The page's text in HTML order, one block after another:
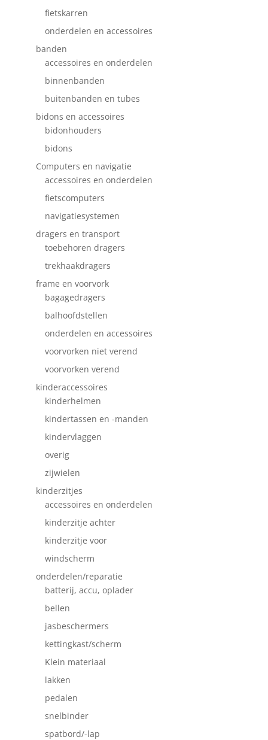
fietskarren
onderdelen en accessoires
banden
accessoires en onderdelen
binnenbanden
buitenbanden en tubes
bidons en accessoires
bidonhouders
bidons
Computers en navigatie
accessoires en onderdelen
fietscomputers
navigatiesystemen
dragers en transport
toebehoren dragers
trekhaakdragers
frame en voorvork
bagagedragers
balhoofdstellen
onderdelen en accessoires
voorvorken niet verend
voorvorken verend
kinderaccessoires
kinderhelmen
kindertassen en -manden
kindervlaggen
overig
zijwielen
kinderzitjes
accessoires en onderdelen
kinderzitje achter
kinderzitje voor
windscherm
onderdelen/reparatie
batterij, accu, oplader
bellen
jasbeschermers
kettingkast/scherm
Klein materiaal
lakken
pedalen
snelbinder
spatbord/-lap